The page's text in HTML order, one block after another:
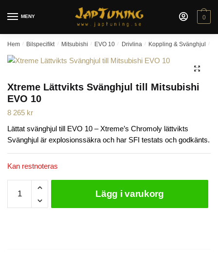
MENY 0
Hem / Bilspecifikt / Mitsubishi / EVO 10 / Drivlina / Koppling & Svänghjul /
🔍
Xtreme Lättvikts Svänghjul till Mitsubishi
EVO 10
8 265 kr
Lättat svänghjul till EVO 10 – Xtreme’s Chromoly lättvikts
Svänghjul är explosionssäkra och har SFI testats och godkänts.
Kan restnoteras
Lättvikts
Svänghjul
Lägg i varukorg